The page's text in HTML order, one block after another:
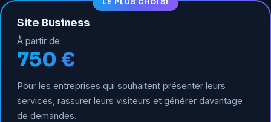
Site Business
À partir de
750 €
Pour les entreprises qui souhaitent présenter leurs
services, rassurer leurs visiteurs et générer davantage
de demandes.